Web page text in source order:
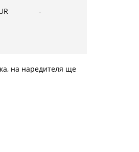
-
на наредителя ще